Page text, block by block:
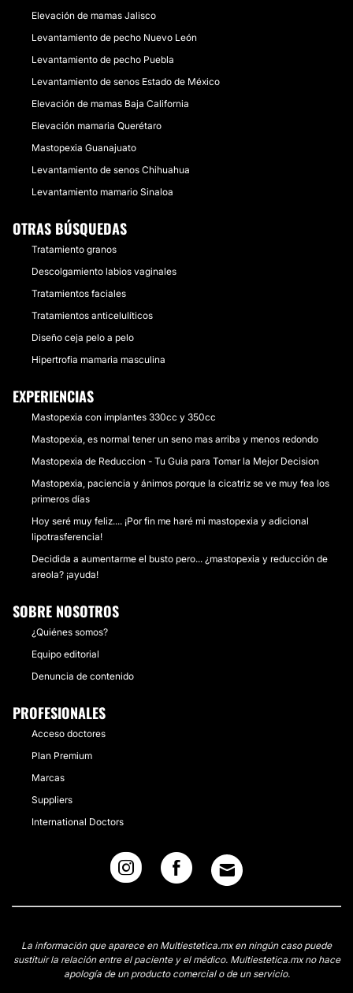
Elevación de mamas Jalisco
Levantamiento de pecho Nuevo León
Levantamiento de pecho Puebla
Levantamiento de senos Estado de México
Elevación de mamas Baja California
Elevación mamaria Querétaro
Mastopexia Guanajuato
Levantamiento de senos Chihuahua
Levantamiento mamario Sinaloa
OTRAS BÚSQUEDAS
Tratamiento granos
Descolgamiento labios vaginales
Tratamientos faciales
Tratamientos anticelulíticos
Diseño ceja pelo a pelo
Hipertrofia mamaria masculina
EXPERIENCIAS
Mastopexia con implantes 330cc y 350cc
Mastopexia, es normal tener un seno mas arriba y menos redondo
Mastopexia de Reduccion - Tu Guia para Tomar la Mejor Decision
Mastopexia, paciencia y ánimos porque la cicatriz se ve muy fea los
primeros días
Hoy seré muy feliz.... ¡Por fin me haré mi mastopexia y adicional
lipotrasferencia!
Decidida a aumentarme el busto pero... ¿mastopexia y reducción de
areola? ¡ayuda!
SOBRE NOSOTROS
¿Quiénes somos?
Equipo editorial
Denuncia de contenido
PROFESIONALES
Acceso doctores
Plan Premium
Marcas
Suppliers
International Doctors
La información que aparece en Multiestetica.mx en ningún caso puede
sustituir la relación entre el paciente y el médico. Multiestetica.mx no hace
apología de un producto comercial o de un servicio.